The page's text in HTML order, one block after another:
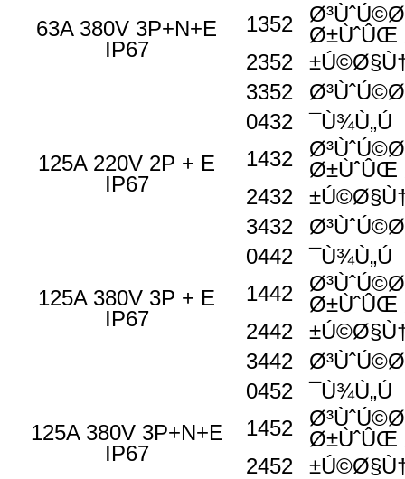
63A 380V 3P+N+E
IP67
Ø±ÙˆÛŒ
1352
2352
3352
Ù¾Ù„Ú¯
0432
125A 220V 2P + E
IP67
Ø±ÙˆÛŒ
1432
2432
3432
Ù¾Ù„Ú¯
0442
125A 380V 3P + E
IP67
Ø±ÙˆÛŒ
1442
2442
3442
Ù¾Ù„Ú¯
0452
125A 380V 3P+N+E
IP67
Ø±ÙˆÛŒ
1452
2452